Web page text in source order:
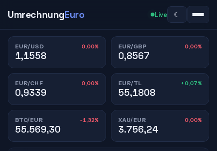
UmrechnungEuro Live ☾
EUR/USD 0,00%
1,1558
EUR/GBP 0,00%
0,8567
EUR/CHF 0,00%
0,9339
EUR/TL +0,07%
55,1808
BTC/EUR -1,32%
55.569,30
XAU/EUR 0,00%
3.756,24